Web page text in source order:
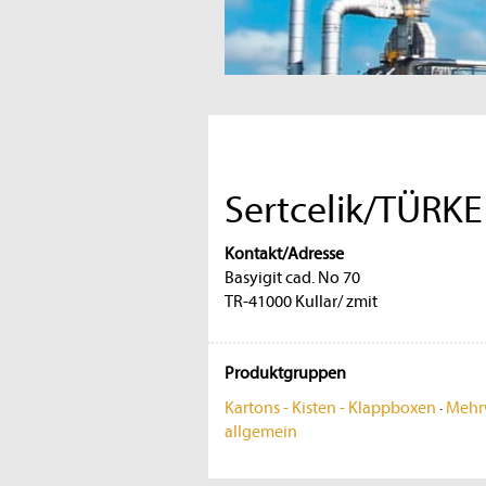
Sertcelik/TÜRKE
Kontakt/Adresse
Basyigit cad. No 70
TR-41000 Kullar/ zmit
Produktgruppen
Kartons - Kisten - Klappboxen ·
allgemein